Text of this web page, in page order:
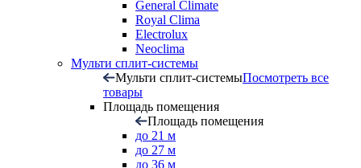
General Climate
Royal Clima
Electrolux
Neoclima
Мульти сплит-системы
Мульти сплит-системыПосмотреть все
товары
Площадь помещения
Площадь помещения
до 21 м
до 27 м
до 36 м